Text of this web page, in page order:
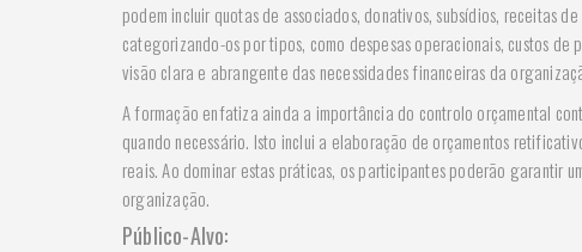
podem incluir quotas de associados, donativos, subsídios, receitas
categorizando-os por tipos, como despesas operacionais, custos
visão clara e abrangente das necessidades financeiras da
A formação enfatiza ainda a importância do controlo orçamental
quando necessário. Isto inclui a elaboração de orçamentos
reais. Ao dominar estas práticas, os participantes poderão garantir
organização.
Público-Alvo: